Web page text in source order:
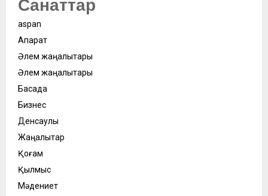
Санаттар
aspan
Ақпарат
Әлем жаңалықтары
Әлем жаңалықтары
Басқада
Бизнес
Денсаулық
Жаңалықтар
Қоғам
Қылмыс
Мәдениет